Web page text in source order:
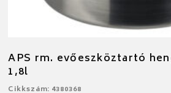
APS rm. evőeszköztartó
1,8l
Cikkszám: 4380368